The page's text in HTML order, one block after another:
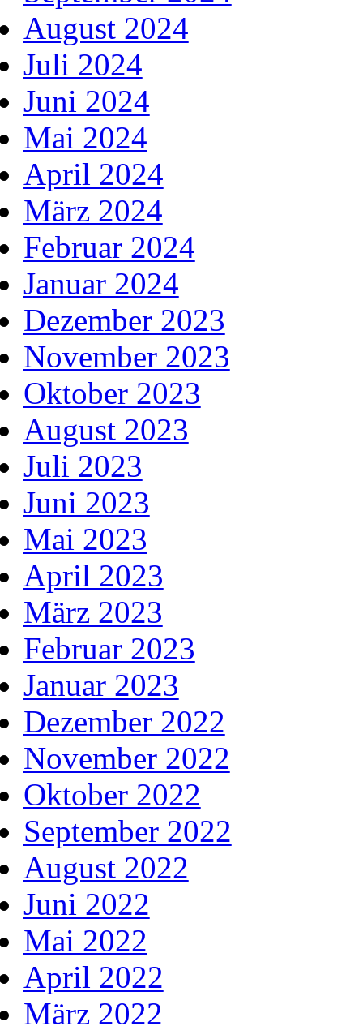
August 2024
Juli 2024
Juni 2024
Mai 2024
April 2024
März 2024
Februar 2024
Januar 2024
Dezember 2023
November 2023
Oktober 2023
August 2023
Juli 2023
Juni 2023
Mai 2023
April 2023
März 2023
Februar 2023
Januar 2023
Dezember 2022
November 2022
Oktober 2022
September 2022
August 2022
Juni 2022
Mai 2022
April 2022
März 2022